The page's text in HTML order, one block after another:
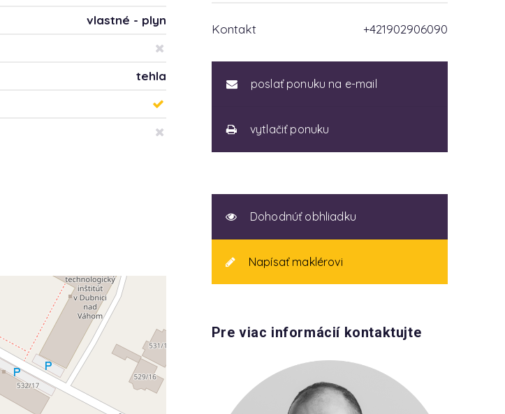
vlastné - plyn
tehla
Kontakt +421902906090
poslať ponuku na e-mail
vytlačiť ponuku
Dohodnúť obhliadku
Napísať maklérovi
Pre viac informácií kontaktujte